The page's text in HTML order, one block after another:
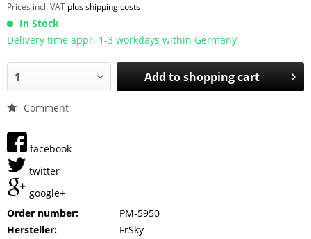
Prices incl. VAT plus shipping costs
In Stock
Delivery time appr. 1-3 workdays within Germany
Add toshopping cart
Comment
facebook
twitter
google+
Order number:
PM-5950
Hersteller:
FrSky